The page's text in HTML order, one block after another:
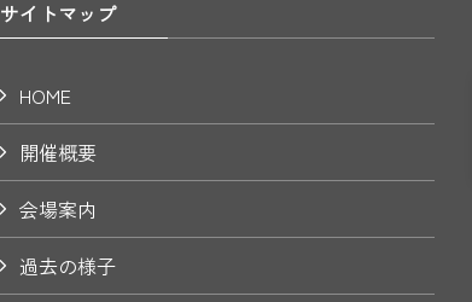
サイトマップ
HOME
開催概要
会場案内
過去の様子